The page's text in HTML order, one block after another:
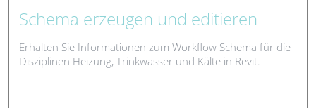
Schema erzeugen und editieren
Erhalten Sie Informationen zum Workflow Schema für die
Disziplinen Heizung, Trinkwasser und Kälte in Revit.